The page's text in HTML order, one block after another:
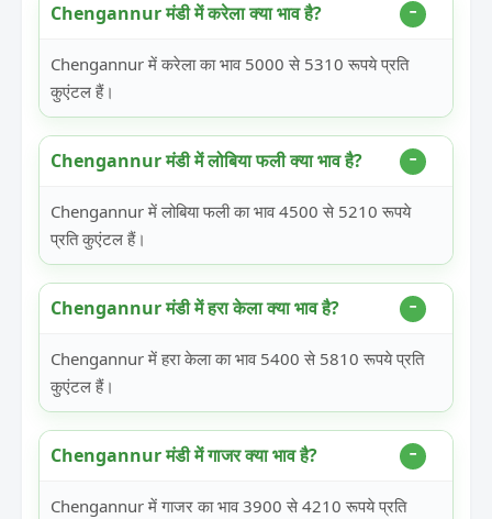
Chengannur मंडी में करेला क्या भाव है?
Chengannur में करेला का भाव 5000 से 5310 रूपये प्रति
कुएंटल हैं।
Chengannur मंडी में लोबिया फली क्या भाव है?
Chengannur में लोबिया फली का भाव 4500 से 5210 रूपये
प्रति कुएंटल हैं।
Chengannur मंडी में हरा केला क्या भाव है?
Chengannur में हरा केला का भाव 5400 से 5810 रूपये प्रति
कुएंटल हैं।
Chengannur मंडी में गाजर क्या भाव है?
Chengannur में गाजर का भाव 3900 से 4210 रूपये प्रति